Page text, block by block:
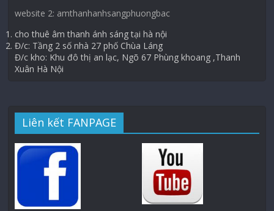
website 2: amthanhanhsangphuongbac
cho thuê âm thanh ánh sáng tại hà nội
Đ/c: Tầng 2 số nhà 27 phố Chùa Láng
Đ/c kho: Khu đô thị an lạc, Ngõ 67 Phùng khoang ,Thanh
Xuân Hà Nội
Liên kết FANPAGE